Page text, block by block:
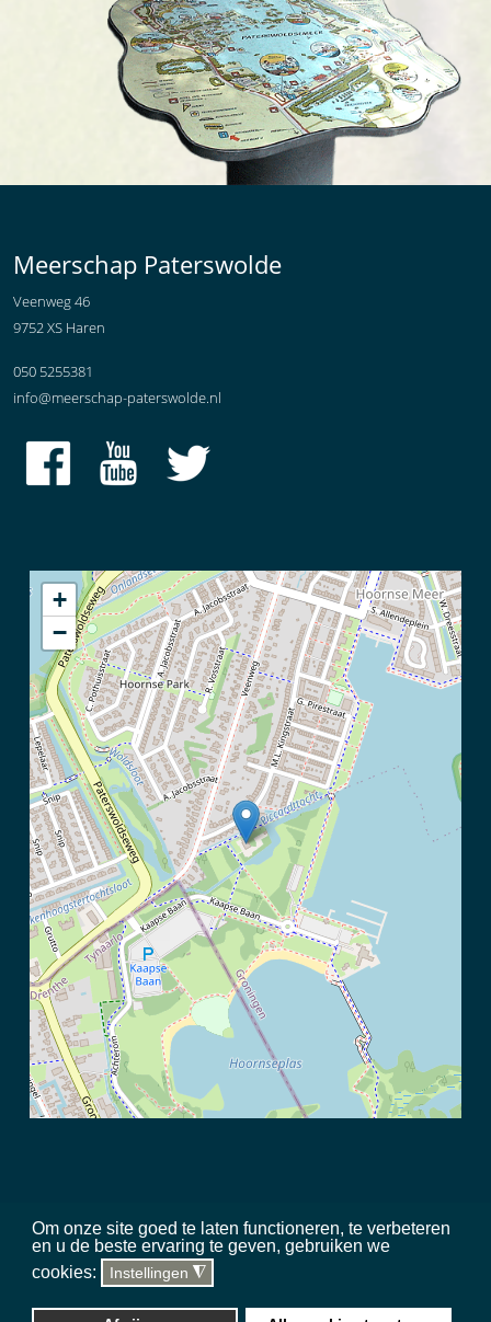
Om onze site goed te laten functioneren, te verbeteren
en u de beste ervaring te geven, gebruiken we
cookies:
Instellingen ◮
Meerschap Paterswolde
Veenweg 46
9752 XS Haren
050 5255381
info@meerschap-paterswolde.nl
+
−
2026 Meerschap Paterswolde |privacy disclaimer|regels in het
gebied|sitemap|team|toegankelijkheid
Website, hosting & updates
Silverstone Studio